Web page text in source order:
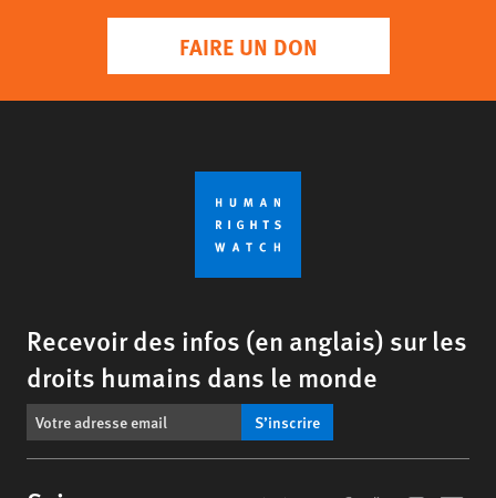
FAIRE UN DON
Recevoir des infos (en anglais) sur les
droits humains dans le monde
S’inscrire